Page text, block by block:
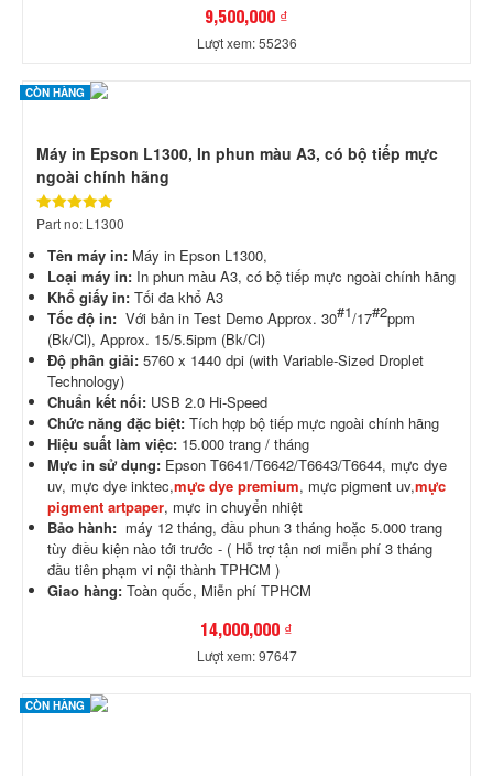
9,500,000 ₫
Lượt xem: 55236
CÒN HÀNG
Máy in Epson L1300, In phun màu A3, có bộ tiếp mực
ngoài chính hãng
Part no: L1300
Tên máy in: Máy in Epson L1300,
Loại máy in: In phun màu A3, có bộ tiếp mực ngoài chính hãng
Khổ giấy in: Tối đa khổ A3
Tốc độ in: Với bản in Test Demo Approx. 30#1/17#2ppm
(Bk/Cl), Approx. 15/5.5ipm (Bk/Cl)
Độ phân giải: 5760 x 1440 dpi (with Variable-Sized Droplet
Technology)
Chuẩn kết nối: USB 2.0 Hi-Speed
Chức năng đặc biệt: Tích hợp bộ tiếp mực ngoài chính hãng
Hiệu suất làm việc: 15.000 trang / tháng
Mực in sử dụng: Epson T6641/T6642/T6643/T6644, mực dye
uv, mực dye inktec,mực dye premium, mực pigment uv,mực
pigment artpaper, mực in chuyển nhiệt
Bảo hành: máy 12 tháng, đầu phun 3 tháng hoặc 5.000 trang
tùy điều kiện nào tới trước - ( Hỗ trợ tận nơi miễn phí 3 tháng
đầu tiên phạm vi nội thành TPHCM )
Giao hàng: Toàn quốc, Miễn phí TPHCM
14,000,000 ₫
Lượt xem: 97647
CÒN HÀNG